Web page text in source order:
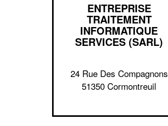
ENTREPRISE
TRAITEMENT
INFORMATIQUE
SERVICES (SARL)
24 Rue Des Compagnons
51350 Cormontreuil